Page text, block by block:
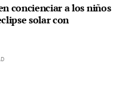
concienciar a los niños
solar con